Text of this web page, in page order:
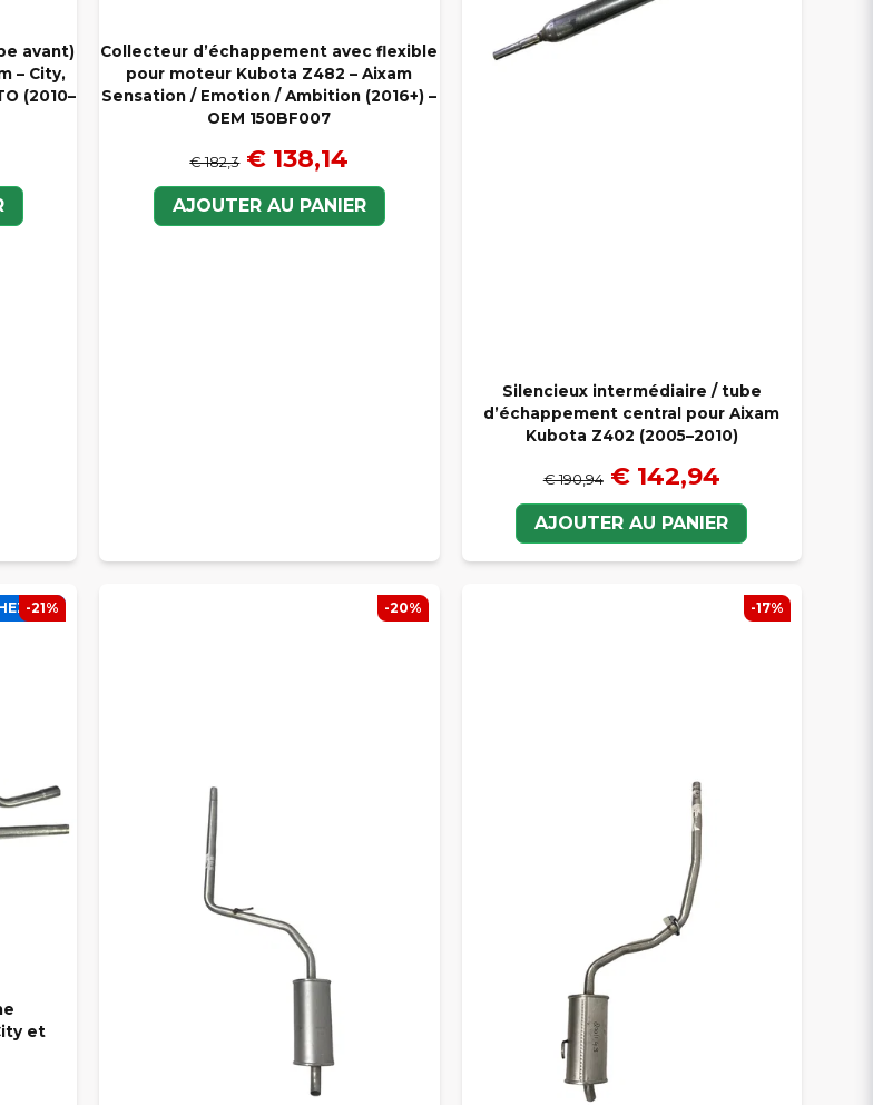
avant)
– City,
(2010–
Collecteur d’échappement avec flexible
pour moteur Kubota Z482 – Aixam
Sensation / Emotion / Ambition (2016+) –
OEM 150BF007
€ 182,3 € 138,14
AJOUTER AU PANIER
Silencieux intermédiaire / tube
d’échappement central pour Aixam
Kubota Z402 (2005–2010)
€ 190,94 € 142,94
AJOUTER AU PANIER
et
SCP
-21% -20% -17%